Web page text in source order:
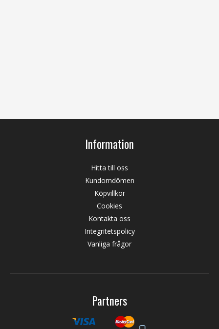
Information
Hitta till oss
Kundomdömen
Köpvillkor
Cookies
Kontakta oss
Integritetspolicy
Vanliga frågor
Partners